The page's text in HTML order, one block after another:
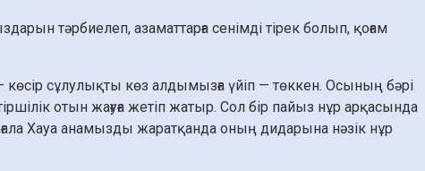
тәрбиелеп, азаматтарға сенімді тірек болып, қоғам
сұлулықты көз алдымызға үйіп — төккен. Осының бәрі
отын жағуға жетіп жатыр. Сол бір пайыз нұр арқасында
Хауа анамызды жаратқанда оның дидарына нәзік нұр